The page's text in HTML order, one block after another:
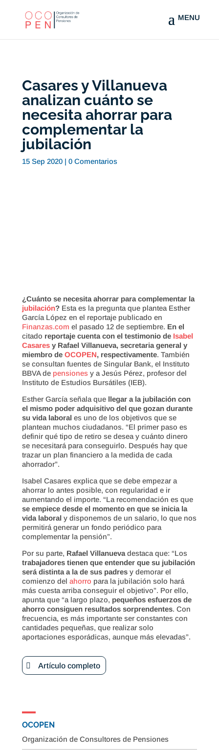
Casares y Villanueva
analizan cuánto se
necesita ahorrar para
complementar la
jubilación
15 Sep 2020| 0 Comentarios
¿Cuánto se necesita ahorrar para complementar la
jubilación?Esta es la pregunta que plantea Esther
García López en el reportaje publicado en
Finanzas.com el pasado 12 de septiembre. En el
citado reportaje cuenta con el testimonio de Isabel
Casaresy Rafael Villanueva, secretaria general y
miembro de OCOPEN, respectivamente. También
se consultan fuentes de Singular Bank, el Instituto
BBVA de pensionesy a Jesús Pérez, profesor del
Instituto de Estudios Bursátiles (IEB).
Esther García señala que llegar a la jubilación con
el mismo poder adquisitivo del que gozan durante
su vida laboral es uno de los objetivos que se
plantean muchos ciudadanos. “El primer paso es
definir qué tipo de retiro se desea y cuánto dinero
se necesitará para conseguirlo. Después hay que
trazar un plan financiero a la medida de cada
ahorrador”.
Isabel Casares explica que se debe empezar a
ahorrar lo antes posible, con regularidad e ir
aumentando el importe. “La recomendación es que
se empiece desde el momento en que se inicia la
vida laboral y disponemos de un salario, lo que nos
permitirá generar un fondo periódico para
complementar la pensión”.
Por su parte, Rafael Villanuevadestaca que: “Los
trabajadores tienen que entender que su jubilación
será distinta a la de sus padresy demorar el
comienzo del ahorro para la jubilación solo hará
más cuesta arriba conseguir el objetivo”. Por ello,
apunta que “a largo plazo, pequeños esfuerzos de
ahorro consiguen resultados sorprendentes. Con
frecuencia, es más importante ser constantes con
cantidades pequeñas, que realizar solo
aportaciones esporádicas, aunque más elevadas”.
Artículo completo
OCOPEN
Organización de Consultores de Pensiones